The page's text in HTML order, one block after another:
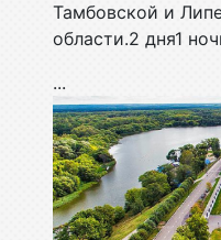
Тамбовской и
области.2 дня1
...